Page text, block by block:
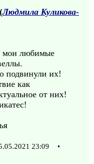
Людмила Куликова-
мои любимые
подвинули их!
как
от них!
23:09
•